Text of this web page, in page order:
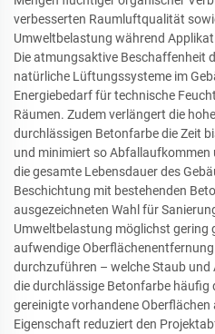
verbesserten Raumluftqualität
Umweltbelastung während
Die atmungsaktive Beschaffenheit
natürliche Lüftungssysteme im
Energiebedarf für technische
Räumen. Zudem verlängert die
durchlässigen Betonfarbe die Zeit
und minimiert so
die gesamte Lebensdauer des
Beschichtung mit bestehenden
ausgezeichneten Wahl für
Umweltbelastung möglichst gering
aufwendige
durchzuführen – welche Staub und
die durchlässige Betonfarbe
gereinigte vorhandene
Eigenschaft reduziert den